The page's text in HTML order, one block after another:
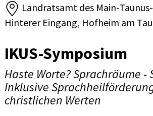
Landratsamt des Main-
Hinterer Eingang, Hofheim am
IKUS-Symposium
Haste Worte? Sprachräume -
Inklusive
christlichen Werten